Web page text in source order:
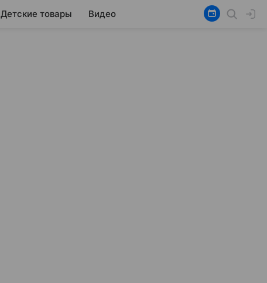
Детские товары Видео